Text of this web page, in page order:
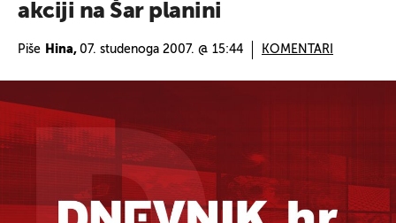
akciji na Šar planini
Piše Hina, 07. studenoga 2007. @ 15:44 KOMENTARI